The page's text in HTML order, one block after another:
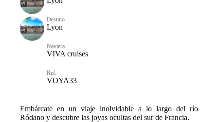
Destino
Lyon
Naviera
VIVA cruises
Ref.
VOYA33
Embárcate en un viaje inolvidable a lo largo del río
Ródano y descubre las joyas ocultas del sur de Francia.